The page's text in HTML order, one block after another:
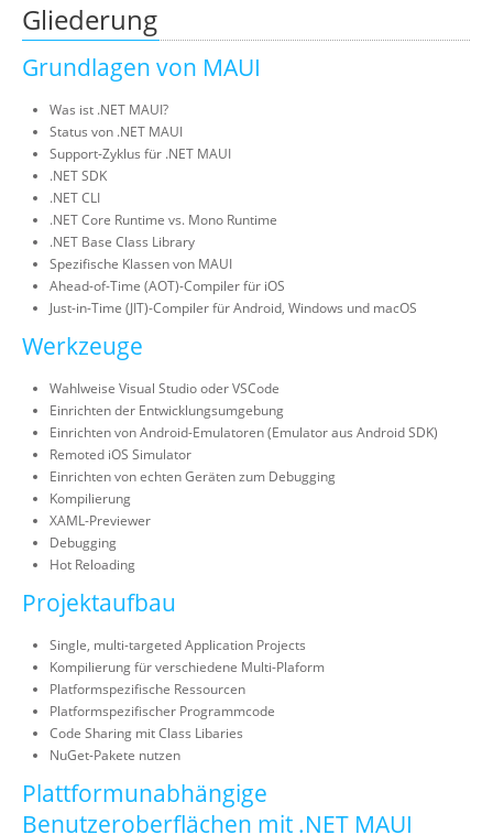
Gliederung
Grundlagen von MAUI
Was ist .NET MAUI?
Status von .NET MAUI
Support-Zyklus für .NET MAUI
.NET SDK
.NET CLI
.NET Core Runtime vs. Mono Runtime
.NET Base Class Library
Spezifische Klassen von MAUI
Ahead-of-Time (AOT)-Compiler für iOS
Just-in-Time (JIT)-Compiler für Android, Windows und macOS
Werkzeuge
Wahlweise Visual Studio oder VSCode
Einrichten der Entwicklungsumgebung
Einrichten von Android-Emulatoren (Emulator aus Android SDK)
Remoted iOS Simulator
Einrichten von echten Geräten zum Debugging
Kompilierung
XAML-Previewer
Debugging
Hot Reloading
Projektaufbau
Single, multi-targeted Application Projects
Kompilierung für verschiedene Multi-Plaform
Platformspezifische Ressourcen
Platformspezifischer Programmcode
Code Sharing mit Class Libaries
NuGet-Pakete nutzen
Plattformunabhängige
Benutzeroberflächen mit .NET MAUI